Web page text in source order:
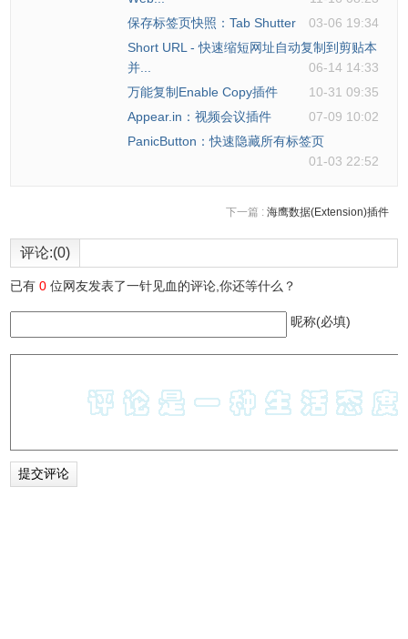
保存标签页快照：Tab Shutter
03-06 19:34
Short URL - 快速缩短网址自动复制到剪贴本
并...
06-14 14:33
万能复制Enable Copy插件
10-31 09:35
Appear.in：视频会议插件
07-09 10:02
PanicButton：快速隐藏所有标签页
01-03 22:52
下一篇 : 海鹰数据(Extension)插件
评论:(0)
已有0 位网友发表了一针见血的评论,你还等什么？
昵称(必填)